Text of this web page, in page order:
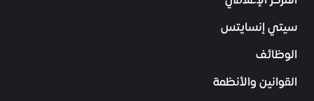
سيتي إنسايتس
الوظائف
القوانين والأنظمة